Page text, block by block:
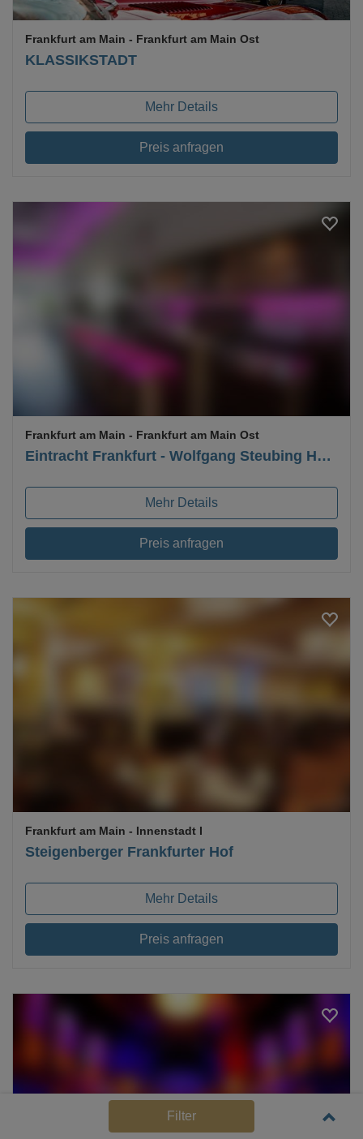
KLASSIKSTADT
Frankfurt am Main - Frankfurt am Main Ost
Mehr Details
Preis anfragen
Eintracht Frankfurt - Wolfgang Steubing Halle
Frankfurt am Main - Frankfurt am Main Ost
Mehr Details
Preis anfragen
Steigenberger Frankfurter Hof
Frankfurt am Main - Innenstadt I
Mehr Details
Preis anfragen
Loading...
Filter